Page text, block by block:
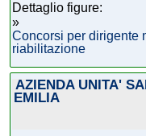
Dettaglio figure:
»
Concorsi per dirigente
riabilitazione
AZIENDA UNITA'
EMILIA